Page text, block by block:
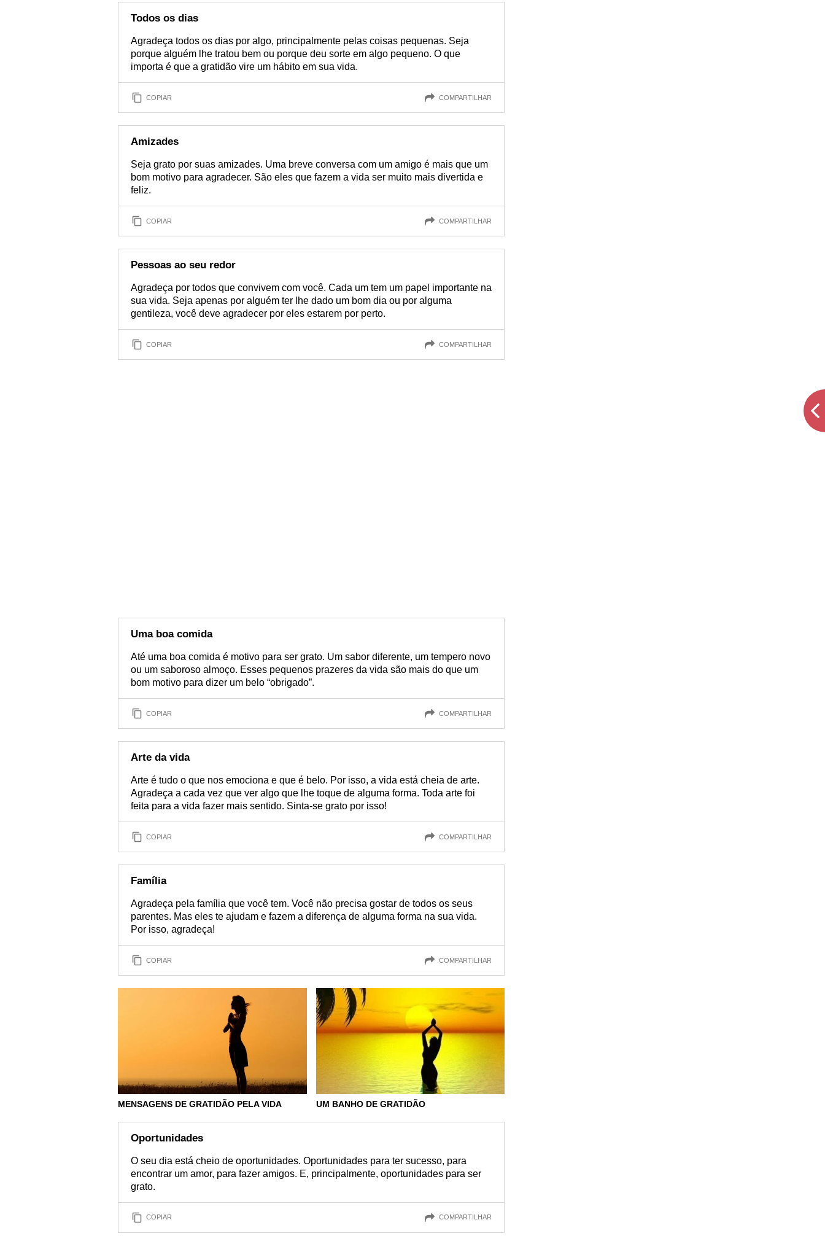
Todos os dias
Agradeça todos os dias por algo, principalmente pelas coisas pequenas. Seja
porque alguém lhe tratou bem ou porque deu sorte em algo pequeno. O que
importa é que a gratidão vire um hábito em sua vida.
COPIAR COMPARTILHAR
Amizades
Seja grato por suas amizades. Uma breve conversa com um amigo é mais que um
bom motivo para agradecer. São eles que fazem a vida ser muito mais divertida e
feliz.
COPIAR COMPARTILHAR
Pessoas ao seu redor
Agradeça por todos que convivem com você. Cada um tem um papel importante na
sua vida. Seja apenas por alguém ter lhe dado um bom dia ou por alguma
gentileza, você deve agradecer por eles estarem por perto.
COPIAR COMPARTILHAR
Uma boa comida
Até uma boa comida é motivo para ser grato. Um sabor diferente, um tempero novo
ou um saboroso almoço. Esses pequenos prazeres da vida são mais do que um
bom motivo para dizer um belo “obrigado”.
COPIAR COMPARTILHAR
Arte da vida
Arte é tudo o que nos emociona e que é belo. Por isso, a vida está cheia de arte.
Agradeça a cada vez que ver algo que lhe toque de alguma forma. Toda arte foi
feita para a vida fazer mais sentido. Sinta-se grato por isso!
COPIAR COMPARTILHAR
Família
Agradeça pela família que você tem. Você não precisa gostar de todos os seus
parentes. Mas eles te ajudam e fazem a diferença de alguma forma na sua vida.
Por isso, agradeça!
COPIAR COMPARTILHAR
MENSAGENS DE GRATIDÃO PELA VIDA UM BANHO DE GRATIDÃO
Oportunidades
O seu dia está cheio de oportunidades. Oportunidades para ter sucesso, para
encontrar um amor, para fazer amigos. E, principalmente, oportunidades para ser
grato.
COPIAR COMPARTILHAR